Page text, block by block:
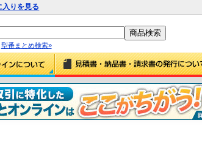
入りを見る
型番まとめ検索»